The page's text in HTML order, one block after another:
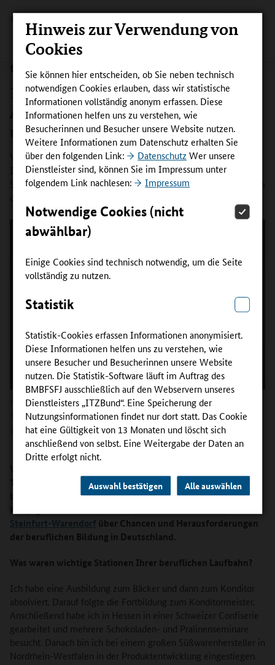
Hinweis zur Verwendung von
Cookies
Sie können hier entscheiden, ob Sie neben technisch
notwendigen Cookies erlauben, dass wir statistische
Informationen vollständig anonym erfassen. Diese
Informationen helfen uns zu verstehen, wie
Besucherinnen und Besucher unsere Website nutzen.
Weitere Informationen zum Datenschutz erhalten Sie
über den folgenden Link:
Datenschutz Wer unsere
Dienstleister sind, können Sie im Impressum unter
folgendem Link nachlesen:
Impressum
Notwendige Cookies (nicht
abwählbar)
Einige Cookies sind technisch notwendig, um die Seite
vollständig zu nutzen.
Statistik
Statistik-Cookies erfassen Informationen anonymisiert.
Diese Informationen helfen uns zu verstehen, wie
unsere Besucher und Besucherinnen unsere Website
nutzen. Die Statistik-Software läuft im Auftrag des
BMBFSFJ ausschließlich auf den Webservern unseres
Dienstleisters „ITZBund“. Eine Speicherung der
Nutzungsinformationen findet nur dort statt. Das Cookie
hat eine Gültigkeit von 13 Monaten und löscht sich
anschließend von selbst. Eine Weitergabe der Daten an
Dritte erfolgt nicht.
Auswahl bestätigen Alle auswählen
19. Juni 2018 – Frank Tischner: „Die
Ausbildung ist der Start für eine
unglaubliche Lernkurve“
Vom Bäckerlehrling zum Hauptgeschäftsführer: Im
Interview spricht der Hauptgeschäftsführer der KHS
Steinfurt-Warendorf über Chancen und Herausforderungen
Frank Tischner (Hauptgeschäftsführer der Kreishandwerkerschaft
Steinfurt-Warendorf)
Jörg Kersten
Tischners Lebenslauf liest sich wie ein Musterbeispiel für
lebenslanges Lernen. Im Interview spricht der
Steinfurt-Warendorf über Chancen und Herausforderungen
der beruflichen Bildung in Deutschland.
Was waren wichtige Stationen Ihrer beruflichen Laufbahn?
Ich habe eine Ausbildung zum Bäcker und dann zum Konditor
absolviert. Darauf folgte die Fortbildung zum Konditormeister.
Anschließend habe ich in Hessen in einer Schweizer Confiserie
gearbeitet und mehrere Schokoladen- und Pralinenseminare
besucht. Danach bin ich bei einem großen Süßwarenhersteller in
Nordrhein-Westfalen in der Produktentwicklung eingestiegen.